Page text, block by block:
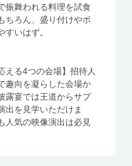
振舞われる料理を試食
ちろん、盛り付けやボ
すいはず。
える4つの会場】招待人
趣向を凝らした会場か
露宴では王道からサプ
出を見学いただけま
人気の映像演出は必見